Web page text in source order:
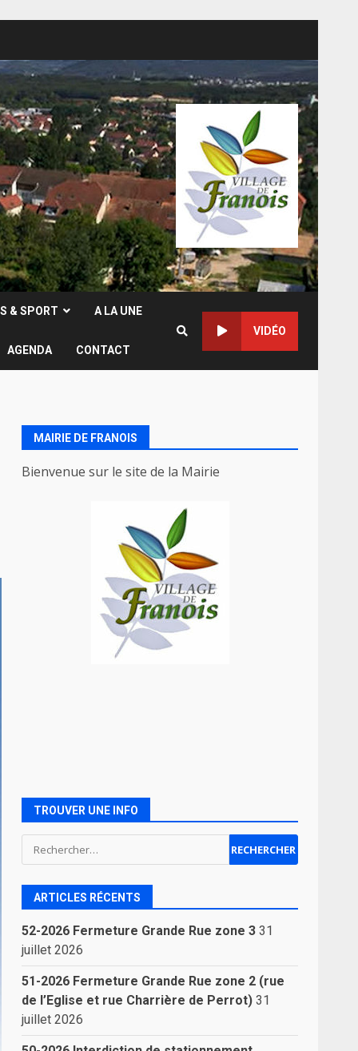
& SPORT A LA UNE
AGENDA CONTACT
VIDÉO
MAIRIE DE FRANOIS
Bienvenue sur le site de la Mairie
TROUVER UNE INFO
Rechercher :
ARTICLES RÉCENTS
52-2026 Fermeture Grande Rue zone 3 31
juillet 2026
51-2026 Fermeture Grande Rue zone 2 (rue
de l’Eglise et rue Charrière de Perrot) 31
juillet 2026